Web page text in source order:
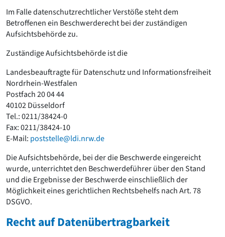
Im Falle datenschutzrechtlicher Verstöße steht dem
Betroffenen ein Beschwerderecht bei der zuständigen
Aufsichtsbehörde zu.
Zuständige Aufsichtsbehörde ist die
Landesbeauftragte für Datenschutz und Informationsfreiheit
Nordrhein-Westfalen
Postfach 20 04 44
40102 Düsseldorf
Tel.: 0211/38424-0
Fax: 0211/38424-10
E-Mail: poststelle@ldi.nrw.de
Die Aufsichtsbehörde, bei der die Beschwerde eingereicht
wurde, unterrichtet den Beschwerdeführer über den Stand
und die Ergebnisse der Beschwerde einschließlich der
Möglichkeit eines gerichtlichen Rechtsbehelfs nach Art. 78
DSGVO.
Recht auf Datenübertragbarkeit